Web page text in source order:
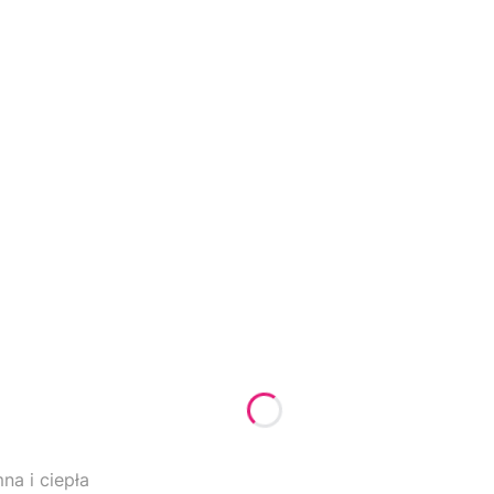
i ciepła